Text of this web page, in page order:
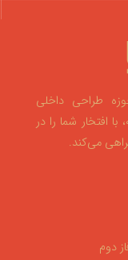
طراحی داخلی
با ۱۷ سال سابقه، با افتخار شما را در
می‌کند.
دوم